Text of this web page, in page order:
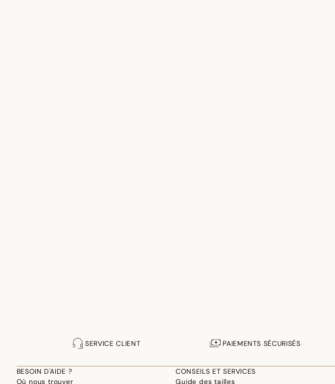
SERVICE CLIENT PAIEMENTS SÉCURISÉS
BESOIN D'AIDE ?
Où nous trouver
CONSEILS ET SERVICES
Guide des tailles